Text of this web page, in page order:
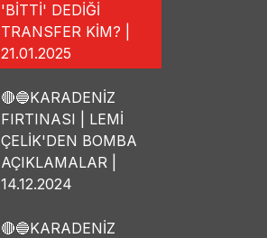
'BİTTİ' DEDİĞİ
TRANSFER KİM? |
21.01.2025
🔴🔵KARADENİZ
FIRTINASI | LEMİ
ÇELİK'DEN BOMBA
AÇIKLAMALAR |
14.12.2024
🔴🔵KARADENİZ